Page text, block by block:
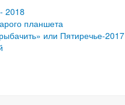
2018
планшета
или Пятиречье-2017